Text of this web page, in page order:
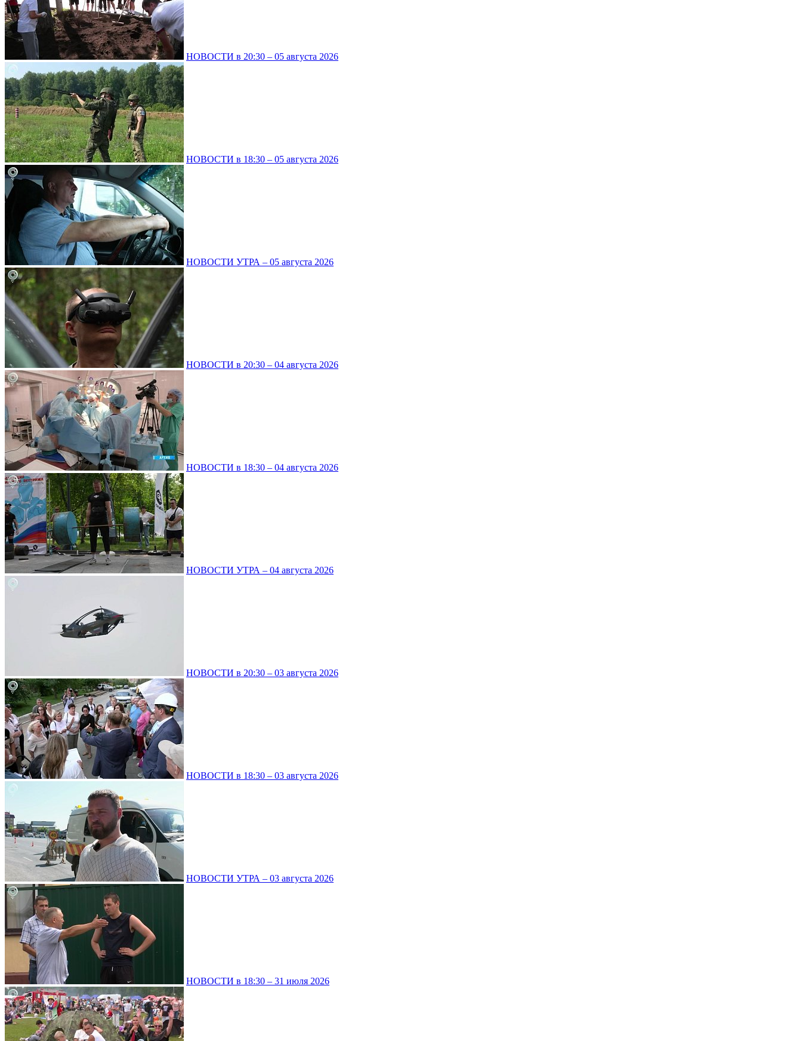
НОВОСТИ в 20:30 – 05 августа 2026
НОВОСТИ в 18:30 – 05 августа 2026
НОВОСТИ УТРА – 05 августа 2026
НОВОСТИ в 20:30 – 04 августа 2026
НОВОСТИ в 18:30 – 04 августа 2026
НОВОСТИ УТРА – 04 августа 2026
НОВОСТИ в 20:30 – 03 августа 2026
НОВОСТИ в 18:30 – 03 августа 2026
НОВОСТИ УТРА – 03 августа 2026
НОВОСТИ в 18:30 – 31 июля 2026